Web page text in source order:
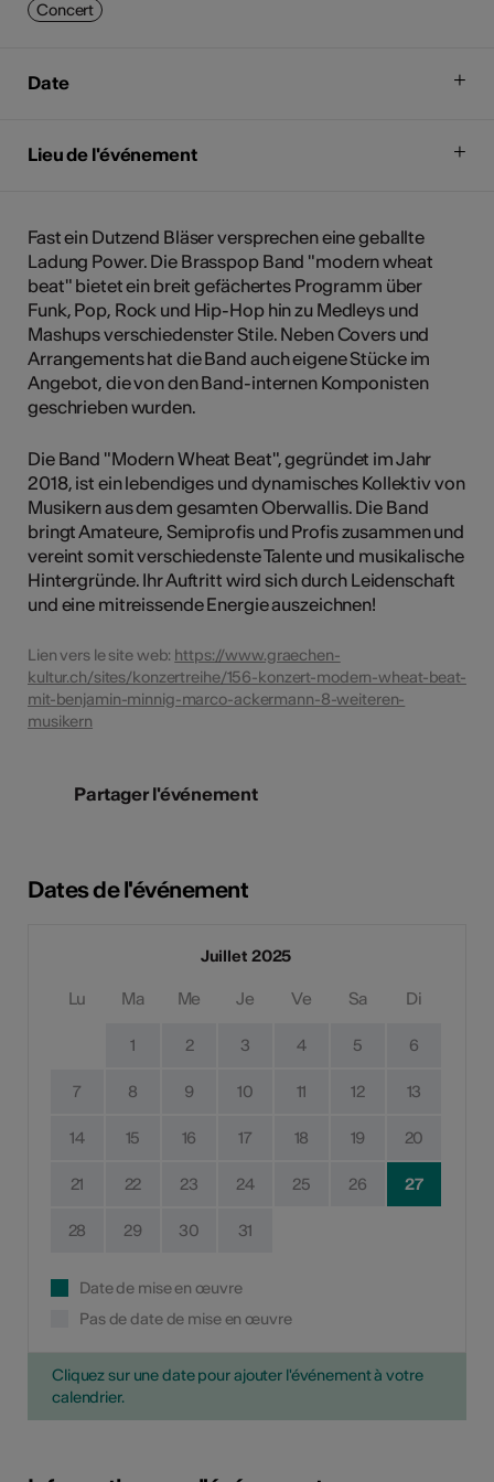
Concert
Date
Lieu de l'événement
Fast ein Dutzend Bläser versprechen eine geballte
Ladung Power. Die Brasspop Band "modern wheat
beat" bietet ein breit gefächertes Programm über
Funk, Pop, Rock und Hip-Hop hin zu Medleys und
Mashups verschiedenster Stile. Neben Covers und
Arrangements hat die Band auch eigene Stücke im
Angebot, die von den Band-internen Komponisten
geschrieben wurden.
Die Band "Modern Wheat Beat", gegründet im Jahr
2018, ist ein lebendiges und dynamisches Kollektiv von
Musikern aus dem gesamten Oberwallis. Die Band
bringt Amateure, Semiprofis und Profis zusammen und
vereint somit verschiedenste Talente und musikalische
Hintergründe. Ihr Auftritt wird sich durch Leidenschaft
und eine mitreissende Energie auszeichnen!
Lien vers le site web: https://www.graechen-
kultur.ch/sites/konzertreihe/156-konzert-modern-wheat-beat-
mit-benjamin-minnig-marco-ackermann-8-weiteren-
musikern
Partager l'événement
Dates de l'événement
Juillet 2025
Lu Ma Me Je Ve Sa Di
1 2 3 4 5 6
7 8 9 10 11 12 13
14 15 16 17 18 19 20
21 22 23 24 25 26 27
28 29 30 31
Date de mise en œuvre
Pas de date de mise en œuvre
Cliquez sur une date pour ajouter l'événement à votre
calendrier.